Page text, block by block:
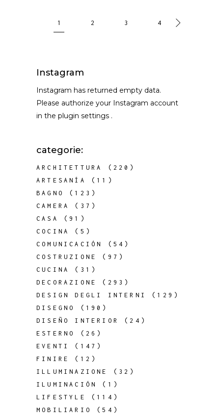
1 2 3 4
Instagram
Instagram has returned empty data.
Please authorize your Instagram account
in the plugin settings .
categorie:
ARCHITETTURA
(220)
ARTESANÍA
(11)
BAGNO
(123)
CAMERA
(37)
CASA
(91)
COCINA
(5)
COMUNICACIÓN
(54)
COSTRUZIONE
(97)
CUCINA
(31)
DECORAZIONE
(293)
DESIGN DEGLI INTERNI
(129)
DISEGNO
(190)
DISEÑO INTERIOR
(24)
ESTERNO
(26)
EVENTI
(147)
FINIRE
(12)
ILLUMINAZIONE
(32)
ILUMINACIÓN
(1)
LIFESTYLE
(114)
MOBILIARIO
(54)